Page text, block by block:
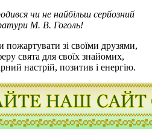
чи не найбільш серйозний
М. В. Гоголь!
пожартувати зі своїми друзями,
свята для своїх знайомих,
настрій, позитив і енергію.